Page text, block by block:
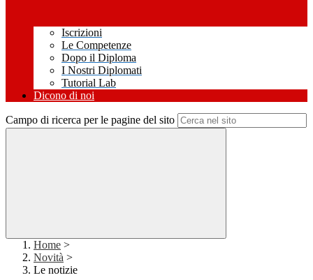
Iscrizioni
Le Competenze
Dopo il Diploma
I Nostri Diplomati
Tutorial Lab
Dicono di noi
Campo di ricerca per le pagine del sito
Home >
Novità >
Le notizie